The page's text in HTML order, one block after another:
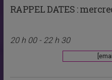
RAPPEL DATES :
20 h 00 - 22 h 30